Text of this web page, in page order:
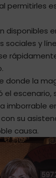
permitirles
disponibles
sociales y
donde la
el escenario,
imborrable
su
causa.